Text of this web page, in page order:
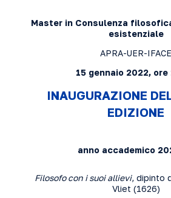
Master in Consulenza
esistenziale
APRA-UER-IFACE
15 gennaio 2022, ore
INAUGURAZIONE
EDIZIONE
anno accademico
Filosofo con i suoi allievi, dipinto
Vliet (1626)